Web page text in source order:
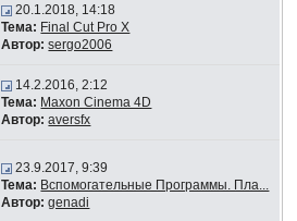
20.1.2018, 14:18
Тема: Final Cut Pro X
Автор: sergo2006
14.2.2016, 2:12
Тема: Maxon Cinema 4D
Автор: aversfx
23.9.2017, 9:39
Тема: Вспомогательные Программы. Пла...
Автор: genadi